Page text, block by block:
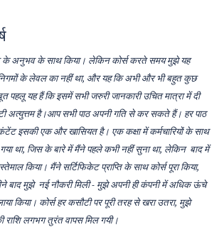
के अनुभव के साथ किया। लेकिन कोर्स करते समय मुझे यह
के लेवल का नहीं था, और यह कि अभी और भी बहुत कुछ
पहलू यह हैं कि इसमें सभी जरुरी जानकारी उचित मात्रा में दी
अत्युत्तम है।आप सभी पाठ अपनी गति से कर सकते हैं। हर पाठ
इसकी एक और खासियत है। एक कक्षा में कर्मचारियों के साथ
था, जिस के बारे में मैंने पहले कभी नहीं सुना था, लेकिन बाद में
किया। मैंने सर्टिफिकेट प्राप्ति के साथ कोर्स पूरा किया,
बाद मुझे नई नौकरी मिली - मुझे अपनी ही कंपनी में अधिक ऊंचे
किया। कोर्स हर कसौटी पर पूरी तरह से खरा उतरा, मुझे
लगभग तुरंत वापस मिल गयी।